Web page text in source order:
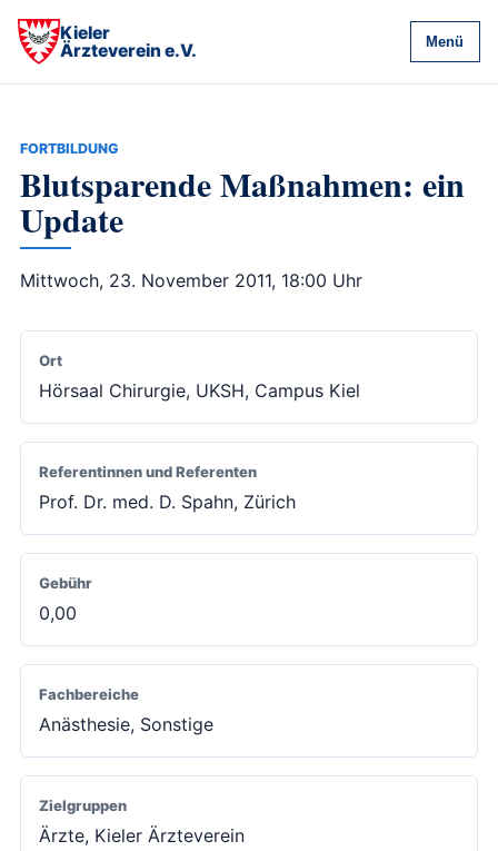
Kieler
Ärzteverein e.V.
Menü
FORTBILDUNG
Blutsparende Maßnahmen: ein
Update
Mittwoch, 23. November 2011, 18:00 Uhr
Ort
Hörsaal Chirurgie, UKSH, Campus Kiel
Referentinnen und Referenten
Prof. Dr. med. D. Spahn, Zürich
Gebühr
0,00
Fachbereiche
Anästhesie, Sonstige
Zielgruppen
Ärzte, Kieler Ärzteverein